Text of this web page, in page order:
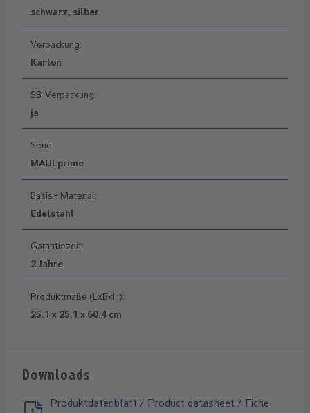
schwarz, silber
Verpackung:
Karton
SB-Verpackung:
ja
Serie:
MAULprime
Basis - Material:
Edelstahl
Garantiezeit:
2 Jahre
Produktmaße (LxBxH):
25.1 x 25.1 x 60.4 cm
Downloads
Produktdatenblatt / Product datasheet / Fiche